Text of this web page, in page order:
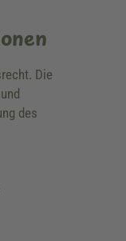
Die
des